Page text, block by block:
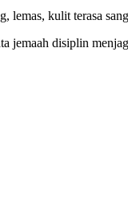
lemas, kulit terasa
jemaah disiplin